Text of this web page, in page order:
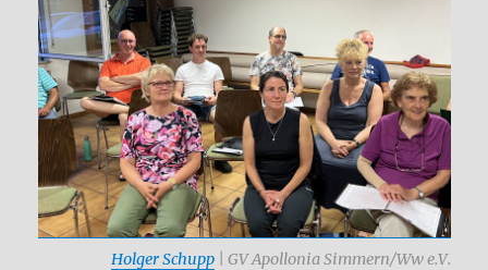
Holger Schupp| GV Apollonia Simmern/Ww e.V.